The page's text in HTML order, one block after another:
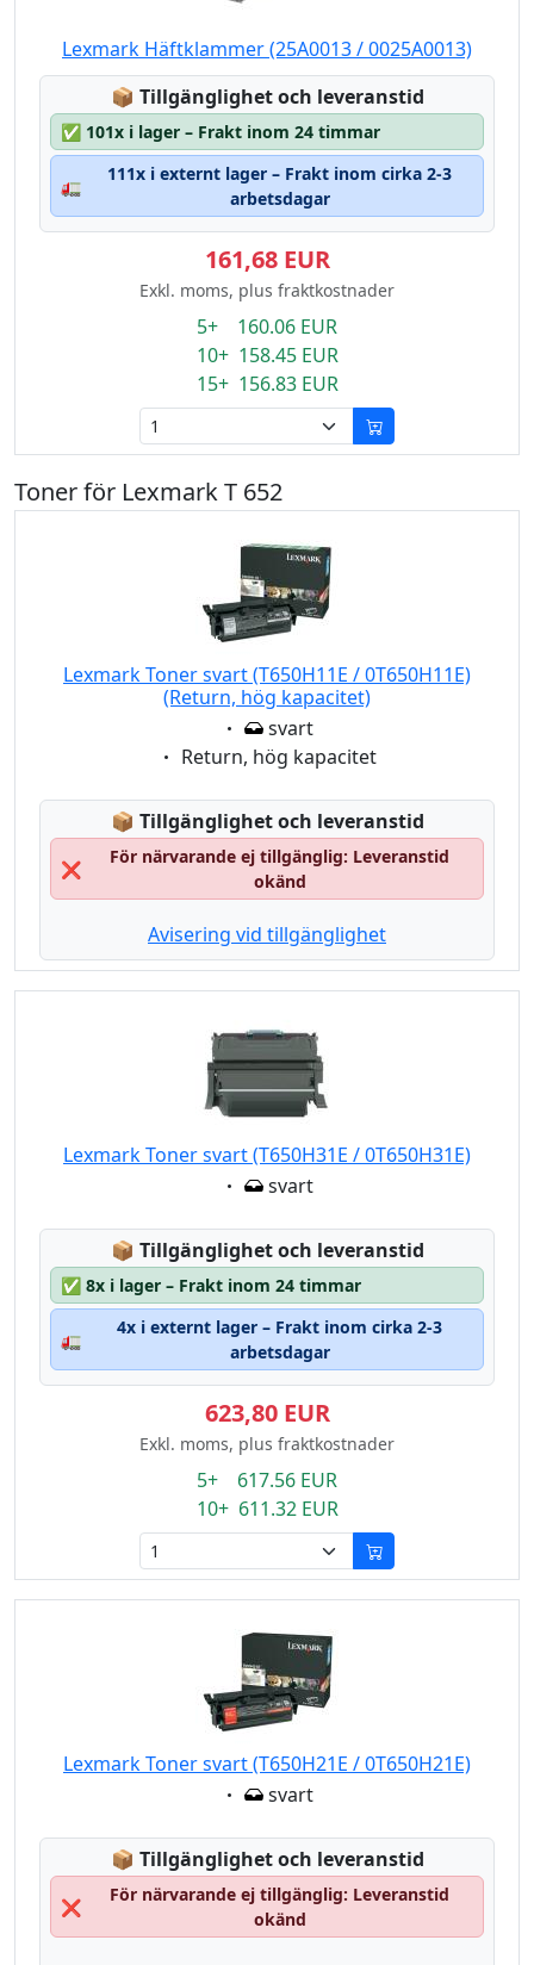
Lexmark Häftklammer (25A0013 / 0025A0013)
📦 Lagerstatus:
Tillgänglighet och leveranstid
✅ 101x i lager – Frakt inom 24 timmar
🚛
111x i externt lager – Frakt inom cirka 2-3
arbetsdagar
161,68 EUR
Exkl. moms, plus fraktkostnader
5+ 160.06 EUR
10+ 158.45 EUR
15+ 156.83 EUR
Toner för Lexmark T 652
Lexmark Toner svart (T650H11E / 0T650H11E)
(Return, hög kapacitet)
Eigenschaft:
svart
Eigenschaft:
Return, hög kapacitet
📦 Lagerstatus:
Tillgänglighet och leveranstid
❌
För närvarande ej tillgänglig: Leveranstid
okänd
Avisering vid tillgänglighet
Lexmark Toner svart (T650H31E / 0T650H31E)
Eigenschaft:
svart
📦 Lagerstatus:
Tillgänglighet och leveranstid
✅ 8x i lager – Frakt inom 24 timmar
🚛
4x i externt lager – Frakt inom cirka 2-3
arbetsdagar
623,80 EUR
Exkl. moms, plus fraktkostnader
5+ 617.56 EUR
10+ 611.32 EUR
Lexmark Toner svart (T650H21E / 0T650H21E)
Eigenschaft:
svart
📦 Lagerstatus:
Tillgänglighet och leveranstid
❌
För närvarande ej tillgänglig: Leveranstid
okänd